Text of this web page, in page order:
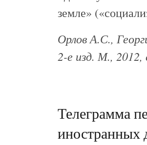
земле»
Орлов А.С.,
2-е изд. М., 2012,
Телеграмма